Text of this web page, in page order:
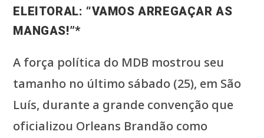
ELEITORAL: “VAMOS ARREGAÇAR AS
MANGAS!”*
A força política do MDB mostrou seu
tamanho no último sábado (25), em São
Luís, durante a grande convenção que
oficializou Orleans Brandão como